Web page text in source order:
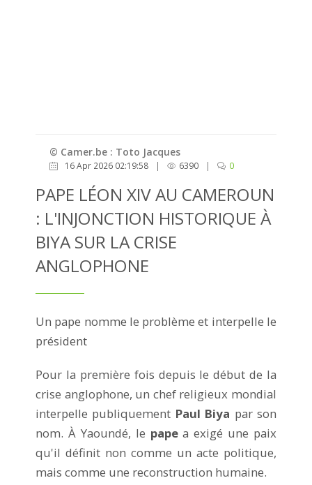
© Camer.be : Toto Jacques
16 Apr 2026 02:19:58 | 6390 | 0
PAPE LÉON XIV AU CAMEROUN
: L'INJONCTION HISTORIQUE À
BIYA SUR LA CRISE
ANGLOPHONE
Un pape nomme le problème et interpelle le
président
Pour la première fois depuis le début de la
crise anglophone, un chef religieux mondial
interpelle publiquement Paul Biya par son
nom. À Yaoundé, le papea exigé une paix
qu'il définit non comme un acte politique,
mais comme une reconstruction humaine.